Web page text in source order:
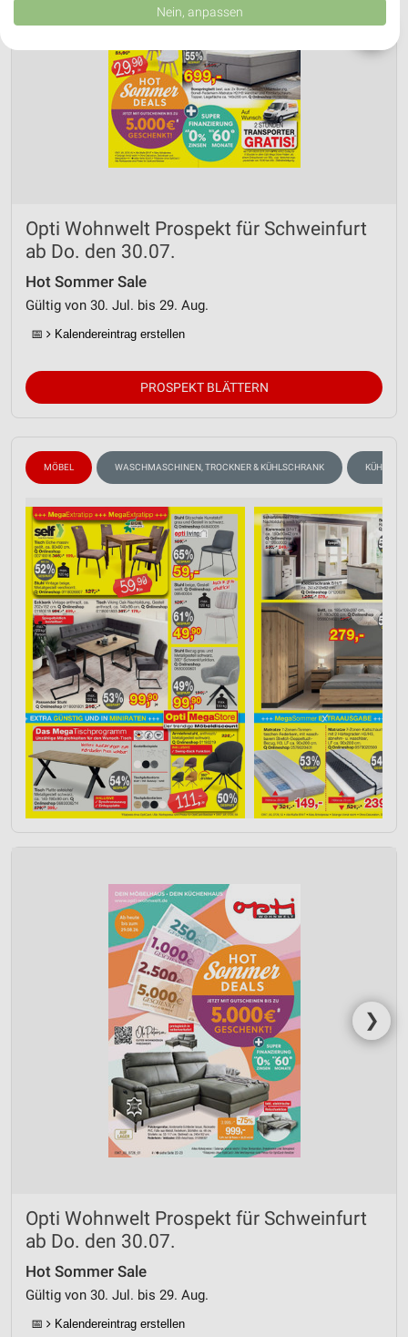
❯
Opti Wohnwelt Prospekt für Schweinfurt
ab Do. den 30.07.
Hot Sommer Sale
Gültig von 30. Jul. bis 29. Aug.
📅 Kalendereintrag erstellen
PROSPEKT BLÄTTERN
MÖBEL WASCHMASCHINEN, TROCKNER & KÜHLSCHRANK
❯
Opti Wohnwelt Prospekt für Schweinfurt
ab Do. den 30.07.
Hot Sommer Sale
Gültig von 30. Jul. bis 29. Aug.
📅 Kalendereintrag erstellen
Daten können außerhalb der Europäischen Union weitergegeben und in die
Website/App.
Partnerliste anzeigen (1 IAB-Anbieter)
Wir nutzen Ihre Daten für folgende Zwecke:
IAB-Verarbeitungszwecke:
Speichern von oder Zugriff auf Informationen
auf einem Endgerät
Werbeanzeigen
Erstellung von Profilen für personalisierte
Werbung
Verwendung von Profilen zur Auswahl
personalisierter Werbung
von Inhalten
Messung der Werbeleistung
Messung der Performance von Inhalten
Analyse von Zielgruppen durch Statistiken oder
Kombinationen von Daten aus verschiedenen
Quellen
Entwicklung und Verbesserung der Angebote
Verwendung reduzierter Daten zur Auswahl von
Inhalten
IAB-Besonderheiten:
Verwendung genauer Standortdaten
Geräte anhand von aktiv angeforderten
Informationen identifizieren
Nicht-IAB-Verarbeitungszwecke:
Nein, anpassen